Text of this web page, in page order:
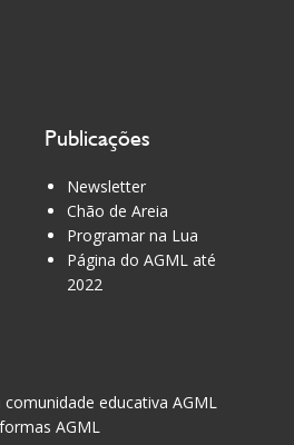
Publicações
Newsletter
Chão de Areia
Programar na Lua
Página do AGML até
2022
educativa AGML
AGML